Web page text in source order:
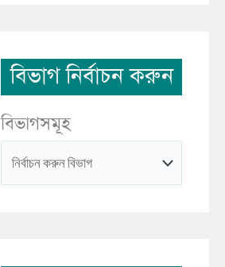
বিভাগ নির্বাচন করুন
বিভাগসমূহ